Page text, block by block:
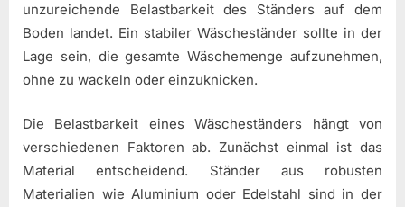
unzureichende Belastbarkeit des Ständers auf dem
Boden landet. Ein stabiler Wäscheständer sollte in der
Lage sein, die gesamte Wäschemenge aufzunehmen,
ohne zu wackeln oder einzuknicken.
Die Belastbarkeit eines Wäscheständers hängt von
verschiedenen Faktoren ab. Zunächst einmal ist das
Material entscheidend. Ständer aus robusten
Materialien wie Aluminium oder Edelstahl sind in der